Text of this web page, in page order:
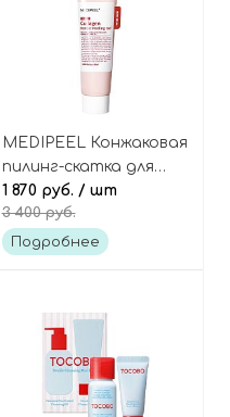
MEDIPEEL Конжаковая
пилинг-скатка для
гладкости кожи с
коллагеном, Red Lacto
Collagen Konjac Peeling
1 870 руб. / шт
3 400 руб.
Подробнее